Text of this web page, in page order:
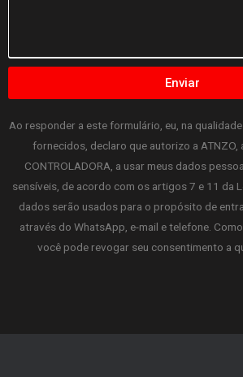
Enviar
Ao responder a este formulário, eu, na
fornecidos, declaro que autorizo a ATNZO,
CONTROLADORA, a usar meus dados
sensíveis, de acordo com os artigos 7 e 11 da
dados serão usados para o propósito de
através do WhatsApp, e-mail e telefone.
você pode revogar seu consentimento a